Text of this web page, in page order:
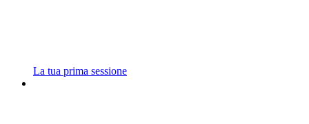
La tua prima sessione